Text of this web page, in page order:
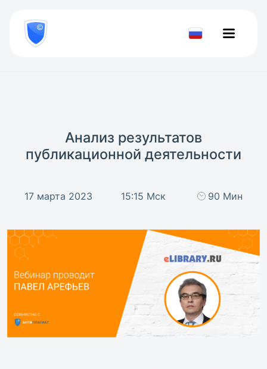
800
777-
81-Проверить
Анализ результатов
публикационной деятельности
17 марта 2023 15:15 Мск 90 Мин